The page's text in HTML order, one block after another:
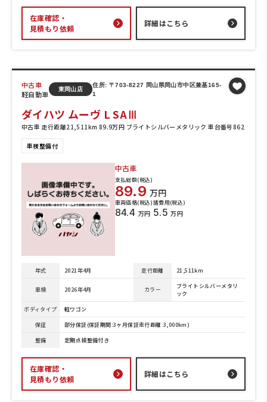
在庫確認・
見積もり依頼
詳細はこちら
中古車
軽自動車
東岡山店
住所: 〒703-8227 岡山県岡山市中区兼基165-
1
ダイハツ ムーヴ L SAⅢ
中古車 走行距離21,511km 89.9万円 ブライトシルバーメタリック 車台番号862
車検整備付
中古車
支払総額(税込)
89.9 万円
車両価格(税込)
84.4 万円
諸費用(税込)
5.5 万円
年式 2021年4月 走行距離 21,511km
車検 2026年4月 カラー
ブライトシルバーメタリ
ック
ボディタイプ
軽ワゴン
保証
部分保証(保証期間:3ヶ月保証走行距離:3,000km)
整備
定期点検整備付き
在庫確認・
見積もり依頼
詳細はこちら